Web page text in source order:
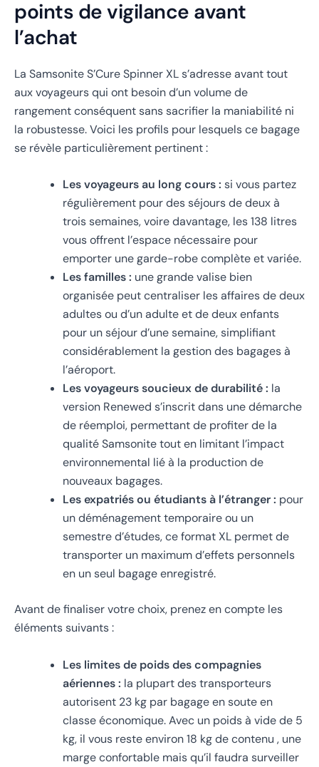
points de vigilance avant
l’achat
La Samsonite S’Cure Spinner XL s’adresse avant tout
aux voyageurs qui ont besoin d’un volume de
rangement conséquent sans sacrifier la maniabilité ni
la robustesse. Voici les profils pour lesquels ce bagage
se révèle particulièrement pertinent :
Les voyageurs au long cours : si vous partez
régulièrement pour des séjours de deux à
trois semaines, voire davantage, les 138 litres
vous offrent l’espace nécessaire pour
emporter une garde-robe complète et variée.
Les familles : une grande valise bien
organisée peut centraliser les affaires de deux
adultes ou d’un adulte et de deux enfants
pour un séjour d’une semaine, simplifiant
considérablement la gestion des bagages à
l’aéroport.
Les voyageurs soucieux de durabilité : la
version Renewed s’inscrit dans une démarche
de réemploi, permettant de profiter de la
qualité Samsonite tout en limitant l’impact
environnemental lié à la production de
nouveaux bagages.
Les expatriés ou étudiants à l’étranger : pour
un déménagement temporaire ou un
semestre d’études, ce format XL permet de
transporter un maximum d’effets personnels
en un seul bagage enregistré.
Avant de finaliser votre choix, prenez en compte les
éléments suivants :
Les limites de poids des compagnies
aériennes : la plupart des transporteurs
autorisent 23 kg par bagage en soute en
classe économique. Avec un poids à vide de 5
kg, il vous reste environ 18 kg de contenu , une
marge confortable mais qu’il faudra surveiller